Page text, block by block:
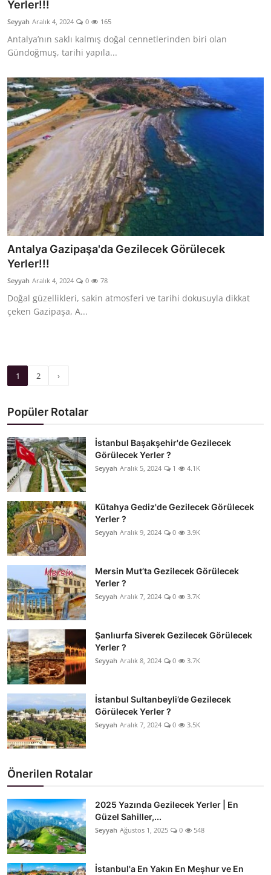
Yerler!!!
Seyyah Aralık 4, 2024 0 165
Antalya’nın saklı kalmış doğal cennetlerinden biri olan
Gündoğmuş, tarihi yapıla...
Antalya Gazipaşa'da Gezilecek Görülecek
Yerler!!!
Seyyah Aralık 4, 2024 0 78
Doğal güzellikleri, sakin atmosferi ve tarihi dokusuyla dikkat
çeken Gazipaşa, A...
1 2 ›
Popüler Rotalar
İstanbul Başakşehir'de Gezilecek
Görülecek Yerler ?
Seyyah Aralık 5, 2024 1 4.1K
Kütahya Gediz'de Gezilecek Görülecek
Yerler ?
Seyyah Aralık 9, 2024 0 3.9K
Mersin Mut’ta Gezilecek Görülecek
Yerler ?
Seyyah Aralık 7, 2024 0 3.7K
Şanlıurfa Siverek Gezilecek Görülecek
Yerler ?
Seyyah Aralık 8, 2024 0 3.7K
İstanbul Sultanbeyli’de Gezilecek
Görülecek Yerler ?
Seyyah Aralık 7, 2024 0 3.5K
Önerilen Rotalar
2025 Yazında Gezilecek Yerler | En
Güzel Sahiller,...
Seyyah Ağustos 1, 2025 0 548
İstanbul'a En Yakın En Meşhur ve En